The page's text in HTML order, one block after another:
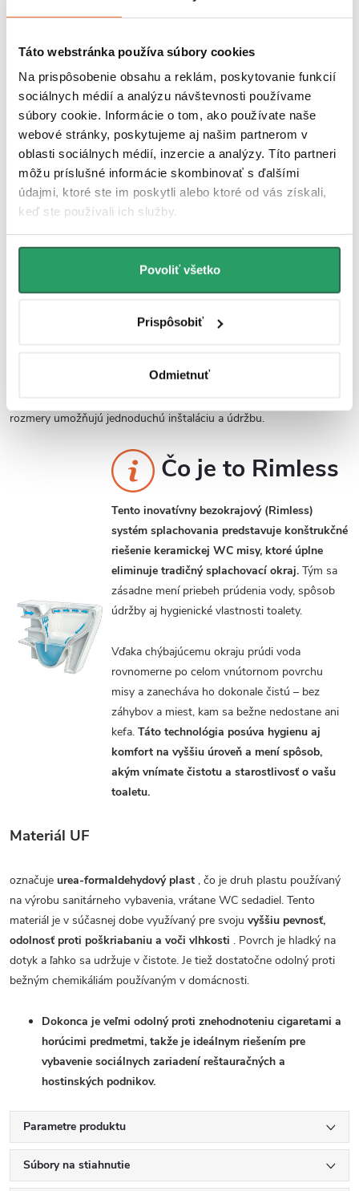
Táto webstránka používa súbory cookies
Na prispôsobenie obsahu a reklám, poskytovanie funkcií
sociálnych médií a analýzu návštevnosti používame
súbory cookie. Informácie o tom, ako používate naše
webové stránky, poskytujeme aj našim partnerom v
oblasti sociálnych médií, inzercie a analýzy. Títo partneri
môžu príslušné informácie skombinovať s ďalšími
údajmi, ktoré ste im poskytli alebo ktoré od vás získali,
keď ste používali ich služby.
Povoliť všetko
Prispôsobiť
Odmietnuť
poškriabaniu a jeho hladký povrch sa ľahko čistí. Vďaka vysokej
každodenné použitie.
Predĺžená záruka 5 rokov
K tomuto produktu poskytujeme päťročnú záruku, čo znamená, že
sa môžete dlhodobo spoľahnúť na jeho kvalitu a odolnosť. Navyše,
naše prémiové služby zaistia, že prípadné otázky alebo potreby
budú vyriešené rýchlo a efektívne. Táto kombinácia zaisťuje, že vaša
skúsenosť s produktom bude vždy prvotriedna a bezproblémová.
Sedátkojesúčasťou balenia.
Spojenie inovácie, dokonalosti v oblasti hygieny a designu. Tento
záchod nesie punc kvality a technickej dokonalosti, ktoré sú typické
pre európske výrobky značky Cerano .
možnosťou dokúpenia kompatibilného sedátka. Výška samotného
rozmery umožňujú jednoduchú inštaláciu a údržbu.
Čo je to Rimless
Tento inovatívny bezokrajový (Rimless)
systém splachovania predstavuje konštrukčné
riešenie keramickej WC misy, ktoré úplne
eliminuje tradičný splachovací okraj. Tým sa
zásadne mení priebeh prúdenia vody, spôsob
údržby aj hygienické vlastnosti toalety.
Vďaka chýbajúcemu okraju prúdi voda
rovnomerne po celom vnútornom povrchu
misy a zanecháva ho dokonale čistú – bez
záhybov a miest, kam sa bežne nedostane ani
kefa.Táto technológia posúva hygienu aj
komfort na vyššiu úroveň a mení spôsob,
akým vnímate čistotu a starostlivosť o vašu
toaletu.
Materiál UF
označuje urea-formaldehydový plast , čo je druh plastu používaný
na výrobu sanitárneho vybavenia, vrátane WC sedadiel. Tento
materiál je v súčasnej dobe využívaný pre svoju vyššiu pevnosť,
odolnosť proti poškriabaniu a voči vlhkosti . Povrch je hladký na
dotyk a ľahko sa udržuje v čistote. Je tiež dostatočne odolný proti
bežným chemikáliám používaným v domácnosti.
Dokonca je veľmi odolný proti znehodnoteniu cigaretami a
horúcimi predmetmi, takže je ideálnym riešením pre
vybavenie sociálnych zariadení reštauračných a
hostinských podnikov.
Parametre produktu
Súbory na stiahnutie